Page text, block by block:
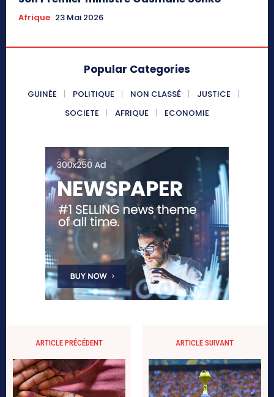
Afrique 23 Mai 2026
Popular Categories
GUINÉE POLITIQUE NON CLASSÉ
JUSTICE
SOCIETE
AFRIQUE ECONOMIE
ARTICLE PRÉCÉDENT ARTICLE SUIVANT